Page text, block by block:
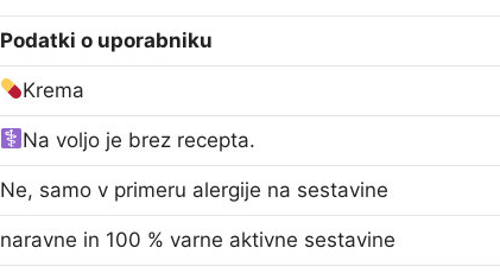
Podatki o uporabniku
Krema
Na voljo je brez recepta.
Ne, samo v primeru alergije na sestavine
naravne in 100 % varne aktivne sestavine